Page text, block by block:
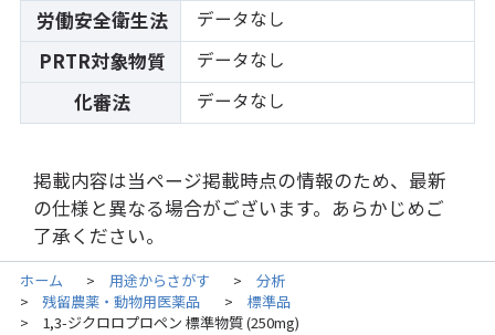
労働安全衛生法 データなし
PRTR対象物質 データなし
化審法 データなし
掲載内容は当ページ掲載時点の情報のため、最新
の仕様と異なる場合がございます。あらかじめご
了承ください。
ホーム > 用途からさがす > 分析
> 残留農薬・動物用医薬品 > 標準品
> 1,3-ジクロロプロペン 標準物質 (250mg)